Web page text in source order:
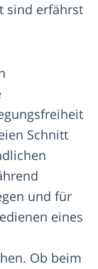
sind erfährst
Schnitt
und für
eines
Ob beim